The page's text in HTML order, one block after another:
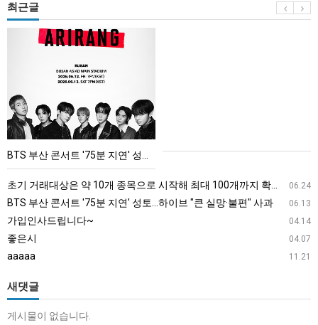
최근글
서
트
'75
분
브
"큰
실
BTS 부산 콘서트 '75분 지연' 성토…하이브 "큰 실망·불편" 사과
06.24
초기 거래대상은 약 10개 종목으로 시작해 최대 100개까지 확대할 방침이다. 구체적인 거래 대상 ETF는 아직 확정되지 않았지만, 시장 대표성이나 거래량을 고려해 선정할 계획이다.
06.13
BTS 부산 콘서트 '75분 지연' 성토…하이브 "큰 실망·불편" 사과
04.14
가입인사드립니다~
04.07
좋은시
11.21
aaaaa
새댓글
게시물이 없습니다.